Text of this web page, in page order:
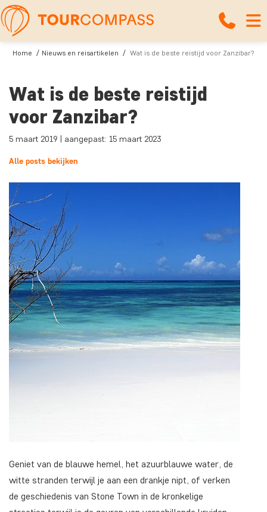
Home Nieuws en reisartikelen Wat is de beste reistijd voor Zanzibar?
Wat is de beste reistijd
voor Zanzibar?
5 maart 2019 | aangepast: 15 maart 2023
Alle posts bekijken
Geniet van de blauwe hemel, het azuurblauwe water, de
witte stranden terwijl je aan een drankje nipt, of verken
de geschiedenis van Stone Town in de kronkelige